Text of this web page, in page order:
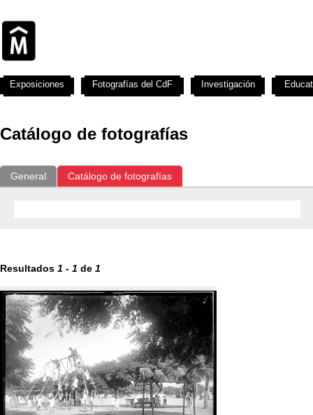
Catálogo de fotografías
General Catálogo de fotografías
Resultados 1 - 1 de 1
Exposiciones Fotografías del CdF Investigación